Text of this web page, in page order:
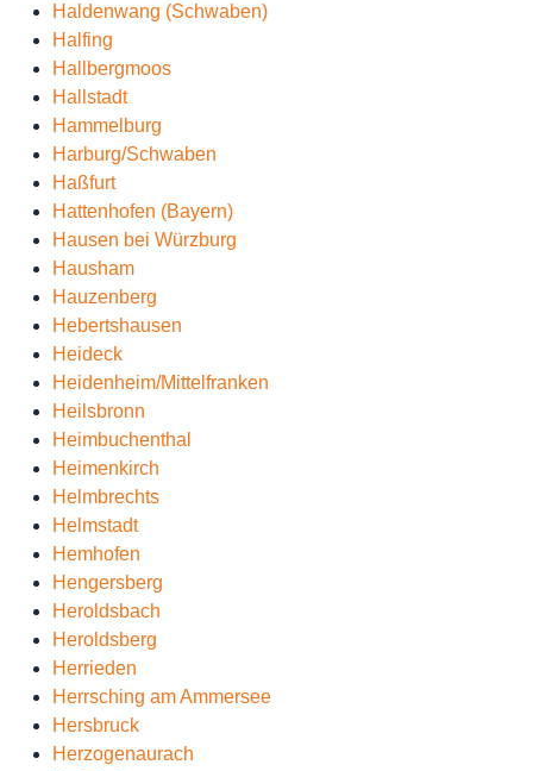
Haldenwang (Schwaben)
Halfing
Hallbergmoos
Hallstadt
Hammelburg
Harburg/Schwaben
Haßfurt
Hattenhofen (Bayern)
Hausen bei Würzburg
Hausham
Hauzenberg
Hebertshausen
Heideck
Heidenheim/Mittelfranken
Heilsbronn
Heimbuchenthal
Heimenkirch
Helmbrechts
Helmstadt
Hemhofen
Hengersberg
Heroldsbach
Heroldsberg
Herrieden
Herrsching am Ammersee
Hersbruck
Herzogenaurach